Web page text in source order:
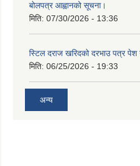
बोलपत्र आह्वानको सूचना।
मिति: 07/30/2026 - 13:36
स्टिल दराज खरिदको दरभाउ पत्र पेश
मिति: 06/25/2026 - 19:33
अन्य